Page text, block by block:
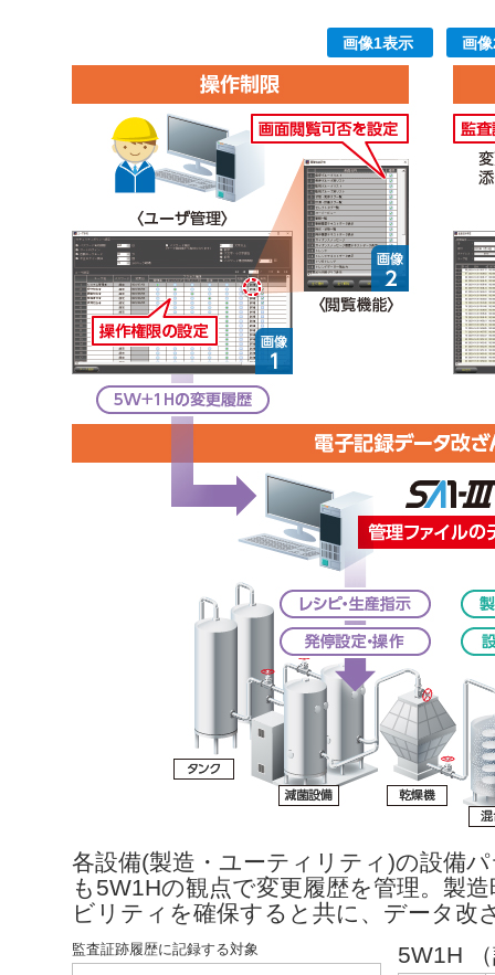
画像1表示 画
各設備(製造・ユーティリティ)の設備
も5W1Hの観点で変更履歴を管理。製
ビリティを確保すると共に、データ改
監査証跡履歴に記録する対象 5W1H